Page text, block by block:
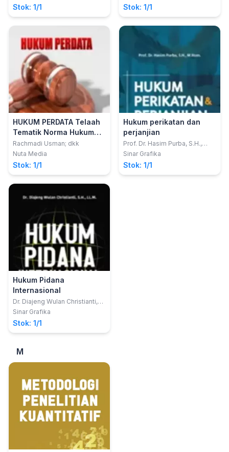
Stok: 1/1
Filsafat Hukum
Stok: 1/1
HUKUM PERDATA Telaah
Tematik Norma Hukum
Perdata Tertulis
Rachmadi Usman; dkk
Nuta Media
Stok: 1/1
Hukum perikatan dan
perjanjian
Prof. Dr. Hasim Purba, S.H.,
M.Hum.
Sinar Grafika
Stok: 1/1
Hukum Pidana
Internasional
Dr. Diajeng Wulan Christianti,
S.H., LL.M.
Sinar Grafika
Stok: 1/1
M